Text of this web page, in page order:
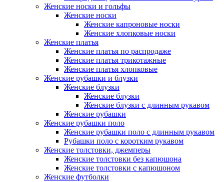
Женские носки и гольфы
Женские носки
Женские капроновые носки
Женские хлопковые носки
Женские платья
Женские платья по распродаже
Женские платья трикотажные
Женские платья хлопковые
Женские рубашки и блузки
Женские блузки
Женские блузки
Женские блузки с длинным рукавом
Женские рубашки
Женские рубашки поло
Женские рубашки поло с длинным рукавом
Рубашки поло с коротким рукавом
Женские толстовки, джемперы
Женские толстовки без капюшона
Женские толстовки с капюшоном
Женские футболки